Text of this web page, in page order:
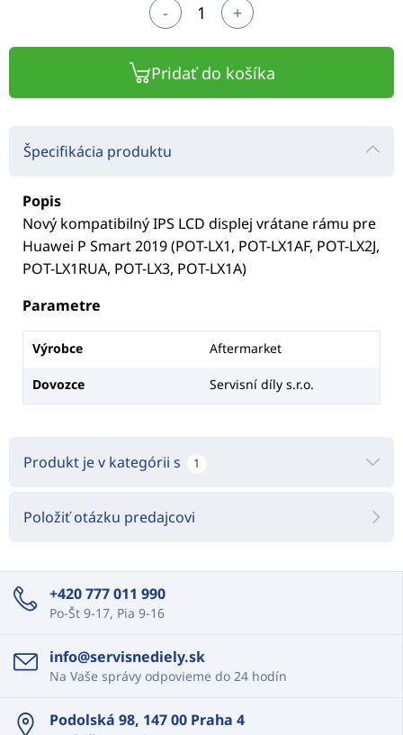
- +
Pridať do košíka
Špecifikácia produktu
Popis
Nový kompatibilný IPS LCD displej vrátane rámu pre
Huawei P Smart 2019 (POT-LX1, POT-LX1AF, POT-LX2J,
POT-LX1RUA, POT-LX3, POT-LX1A)
Parametre
Výrobce Aftermarket
Dovozce Servisní díly s.r.o.
Produkt je v kategórii s 1
Položiť otázku predajcovi
+420 777 011 990
Po-Št 9-17, Pia 9-16
info@servisnediely.sk
Na Vaše správy odpovieme do 24 hodín
Podolská 98, 147 00 Praha 4